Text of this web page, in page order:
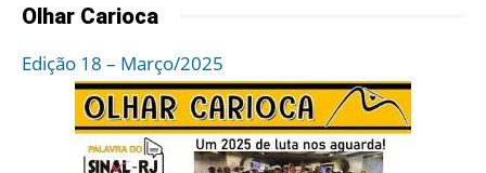
Olhar Carioca
Edição 18 – Março/2025